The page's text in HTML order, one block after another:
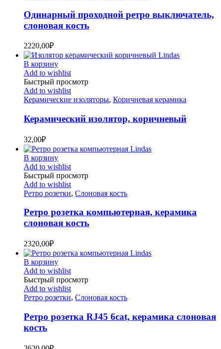
Одинарный проходной ретро выключатель,
слоновая кость
2220,00₽
В корзину
Add to wishlist
Быстрый просмотр
Add to wishlist
Керамические изоляторы, Коричневая керамика
Керамический изолятор, коричневый
32,00₽
В корзину
Add to wishlist
Быстрый просмотр
Add to wishlist
Ретро розетки, Слоновая кость
Ретро розетка компьютерная, керамика
слоновая кость
2320,00₽
В корзину
Add to wishlist
Быстрый просмотр
Add to wishlist
Ретро розетки, Слоновая кость
Ретро розетка RJ45 6cat, керамика слоновая
кость